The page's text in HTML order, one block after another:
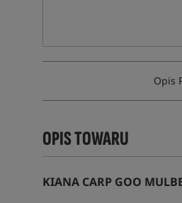
Opis
OPIS TOWARU
KIANA CARP GOO